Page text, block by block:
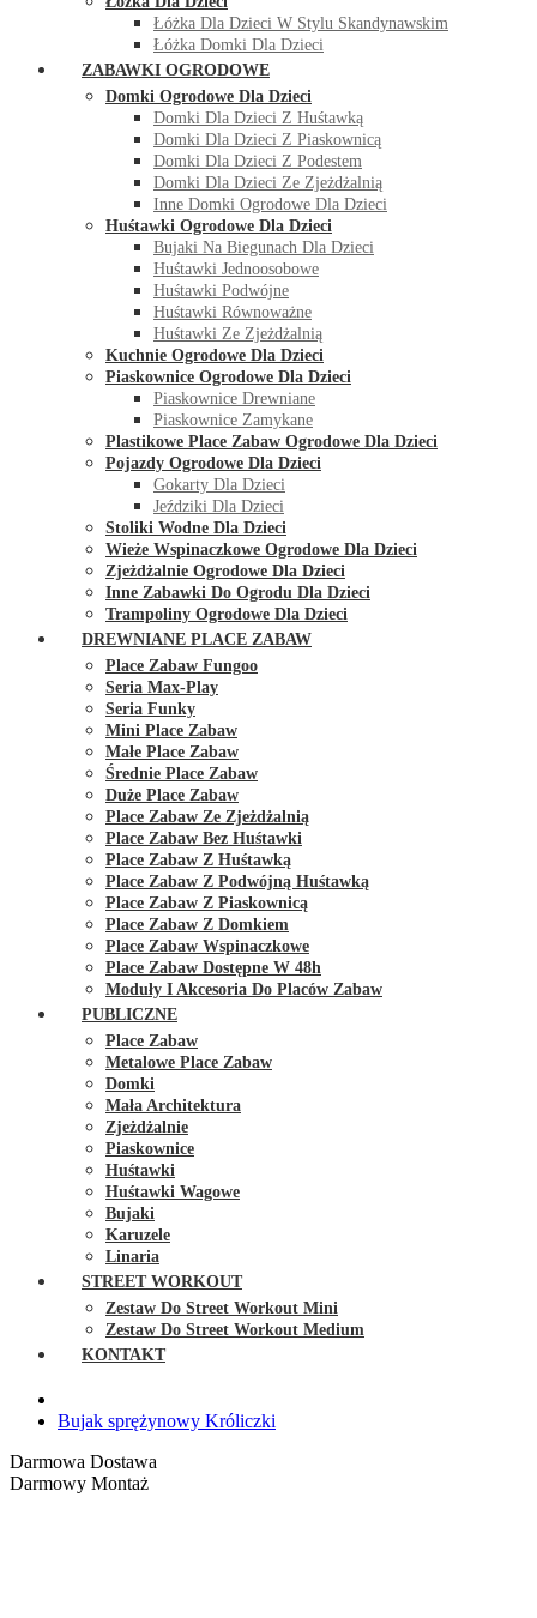
Łóżka Dla Dzieci W Stylu Skandynawskim
Łóżka Domki Dla Dzieci
ZABAWKI OGRODOWE
Domki Ogrodowe Dla Dzieci
Domki Dla Dzieci Z Huśtawką
Domki Dla Dzieci Z Piaskownicą
Domki Dla Dzieci Z Podestem
Domki Dla Dzieci Ze Zjeżdżalnią
Inne Domki Ogrodowe Dla Dzieci
Huśtawki Ogrodowe Dla Dzieci
Bujaki Na Biegunach Dla Dzieci
Huśtawki Jednoosobowe
Huśtawki Podwójne
Huśtawki Równoważne
Huśtawki Ze Zjeżdżalnią
Kuchnie Ogrodowe Dla Dzieci
Piaskownice Ogrodowe Dla Dzieci
Piaskownice Drewniane
Piaskownice Zamykane
Plastikowe Place Zabaw Ogrodowe Dla Dzieci
Pojazdy Ogrodowe Dla Dzieci
Gokarty Dla Dzieci
Jeździki Dla Dzieci
Stoliki Wodne Dla Dzieci
Wieże Wspinaczkowe Ogrodowe Dla Dzieci
Zjeżdżalnie Ogrodowe Dla Dzieci
Inne Zabawki Do Ogrodu Dla Dzieci
Trampoliny Ogrodowe Dla Dzieci
DREWNIANE PLACE ZABAW
Place Zabaw Fungoo
Seria Max-Play
Seria Funky
Mini Place Zabaw
Małe Place Zabaw
Średnie Place Zabaw
Duże Place Zabaw
Place Zabaw Ze Zjeżdżalnią
Place Zabaw Bez Huśtawki
Place Zabaw Z Huśtawką
Place Zabaw Z Podwójną Huśtawką
Place Zabaw Z Piaskownicą
Place Zabaw Z Domkiem
Place Zabaw Wspinaczkowe
Place Zabaw Dostępne W 48h
Moduły I Akcesoria Do Placów Zabaw
PUBLICZNE
Place Zabaw
Metalowe Place Zabaw
Domki
Mała Architektura
Zjeżdżalnie
Piaskownice
Huśtawki
Huśtawki Wagowe
Bujaki
Karuzele
Linaria
STREET WORKOUT
Zestaw Do Street Workout Mini
Zestaw Do Street Workout Medium
KONTAKT
Bujak sprężynowy Króliczki
Darmowa Dostawa
Darmowy Montaż